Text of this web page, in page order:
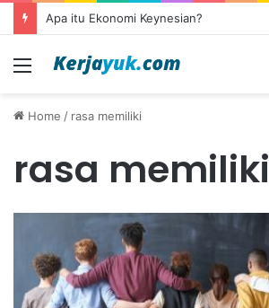
Apa itu Ekonomi Keynesian?
Menu
Home / rasa memiliki
rasa memiliki